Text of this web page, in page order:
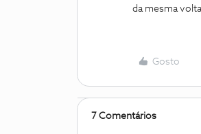
da mesma
Gosto
7 Comentários